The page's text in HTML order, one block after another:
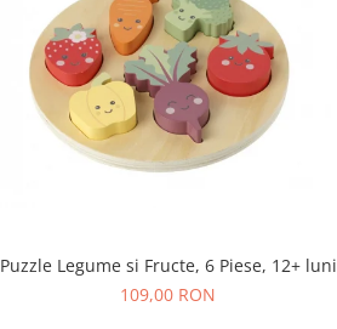
Puzzle Legume si Fructe, 6 Piese, 12+ luni
109,00 RON